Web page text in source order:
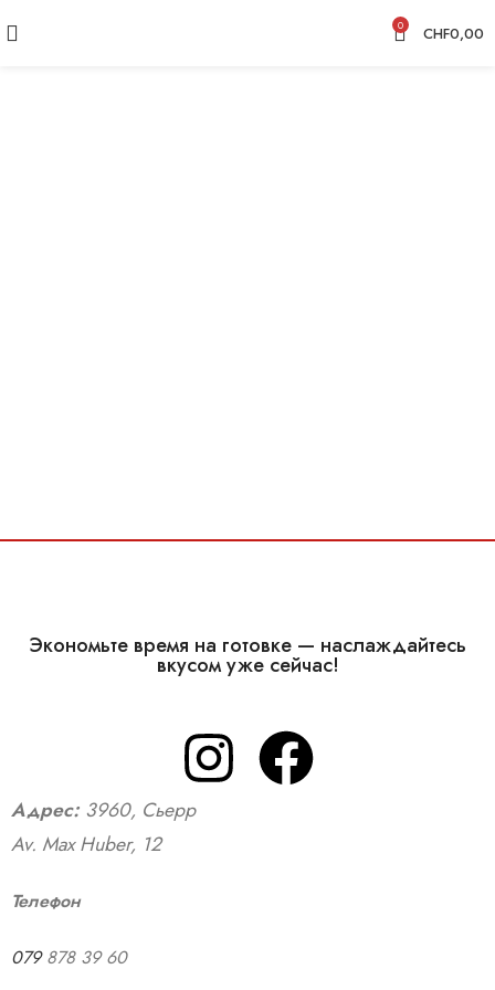
0 CHF0,00
Экономьте время на готовке — наслаждайтесь
вкусом уже сейчас!
Адрес: 3960, Сьерр
Av. Max Huber, 12
Телефон
079878 39 60